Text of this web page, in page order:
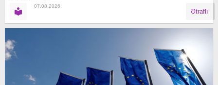
07.08.2026
Ətraflı